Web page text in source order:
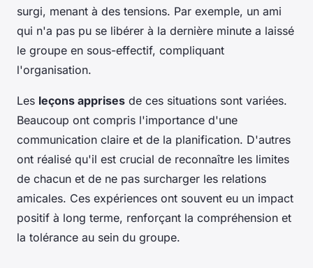
surgi, menant à des tensions. Par exemple, un ami
qui n'a pas pu se libérer à la dernière minute a laissé
le groupe en sous-effectif, compliquant
l'organisation.
Les leçons apprises de ces situations sont variées.
Beaucoup ont compris l'importance d'une
communication claire et de la planification. D'autres
ont réalisé qu'il est crucial de reconnaître les limites
de chacun et de ne pas surcharger les relations
amicales. Ces expériences ont souvent eu un impact
positif à long terme, renforçant la compréhension et
la tolérance au sein du groupe.